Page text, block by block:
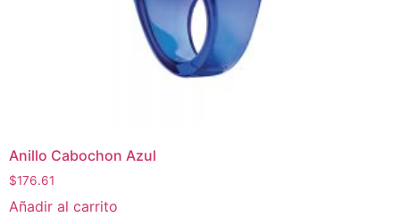
Anillo Cabochon Azul
$176.61
Añadir al carrito